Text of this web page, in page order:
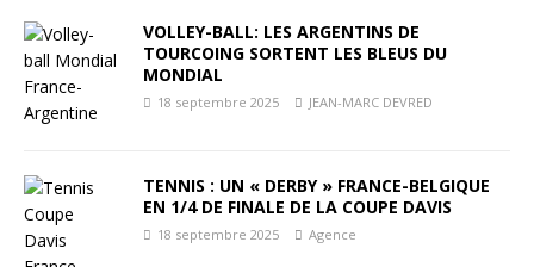
VOLLEY-BALL: LES ARGENTINS DE
TOURCOING SORTENT LES BLEUS DU
MONDIAL
18 septembre 2025 JEAN-MARC DEVRED
TENNIS : UN « DERBY » FRANCE-BELGIQUE
EN 1/4 DE FINALE DE LA COUPE DAVIS
18 septembre 2025 Agence